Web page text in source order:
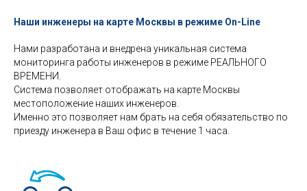
Наши инженеры на карте Москвы в режиме On-Line
Нами разработана и внедрена уникальная система
мониторинга работы инженеров в режиме РЕАЛЬНОГО
ВРЕМЕНИ.
Система позволяет отображать на карте Москвы
местоположение наших инженеров.
Именно это позволяет нам брать на себя обязательство по
приезду инженера в Ваш офис в течение 1 часа.